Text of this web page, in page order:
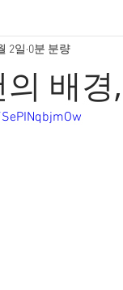
배경
2일 0분 분량